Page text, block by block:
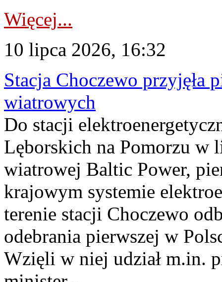
Więcej...
10 lipca 2026, 16:32
Stacja Choczewo przyjęła
wiatrowych
Do stacji
Lęborskich na Pomorzu w
wiatrowej Baltic Power,
krajowym systemie
terenie stacji Choczewo
odebrania pierwszej w
Wzięli w niej udział m.in.